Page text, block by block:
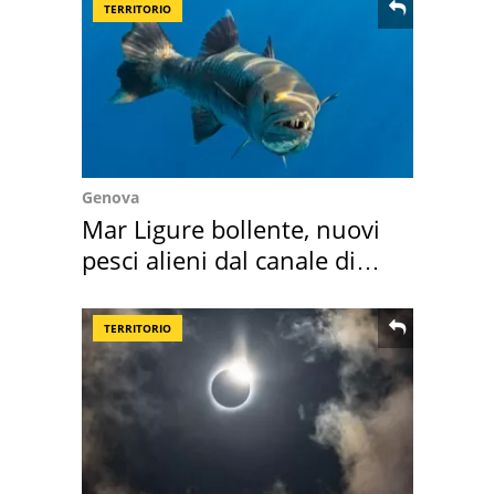
TERRITORIO
Genova
Mar Ligure bollente, nuovi
pesci alieni dal canale di
TERRITORIO